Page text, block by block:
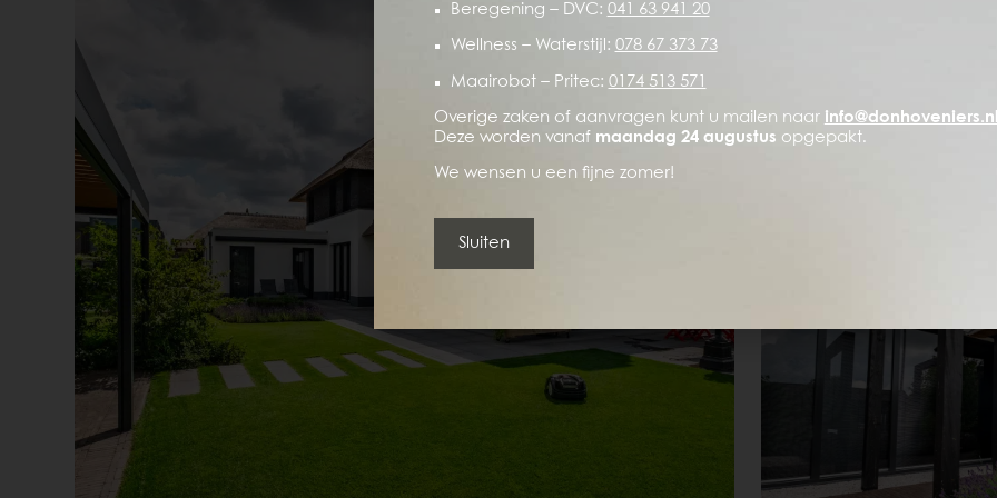
nieuwe tuin. Het is net alsof we in dit huis al 10 jaar wonen. Terwijl de hoveniers de tuin pas een paar
Waarom wachten met genieten? Het liefst koop je toch ook een buitenkeuken waar je gelijk op kunt
barbecueën? Zo is dat voor ons ook met de tuin.’
Voor ieder weertype een zithoek in de tuin
Een tuinontwerp met verschillende zithoeken heeft voordelen. ‘Zo is er op warme dagen een zithoek in
de schaduw. En op koelere dagen een zithoek in de zon.’ Verder is het voor Piet en Truus belangrijk dat
de tuin zithoeken heeft uit de wind.
‘In de tuin is in ieder seizoen een zithoek waar bloemen en planten in bloei staan.’
De buitenruimte leent zich voor tuinfeesten
Beregening – DVC: 041 63 941 20
Wellness – Waterstijl: 078 67 373 73
Maairobot – Pritec: 0174 513 571
Overige zaken of aanvragen kunt u mailen naar
Deze worden vanaf maandag 24 augustus opgepakt.
We wensen u een fijne zomer!
Sluiten